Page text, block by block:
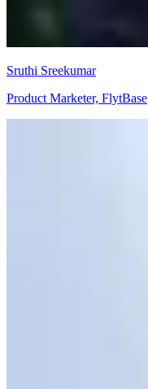
Sruthi Sreekumar
Product Marketer, FlytBase